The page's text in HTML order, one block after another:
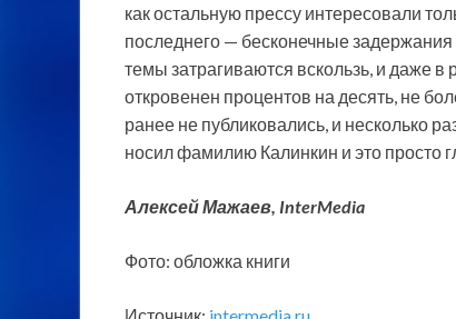
как остальную прессу интересовали
последнего — бесконечные
темы затрагиваются вскользь, и даже в
откровенен процентов на десять, не
ранее не публиковались, и несколько
носил фамилию Калинкин и это просто
Алексей Мажаев, InterMedia
Фото: обложка книги